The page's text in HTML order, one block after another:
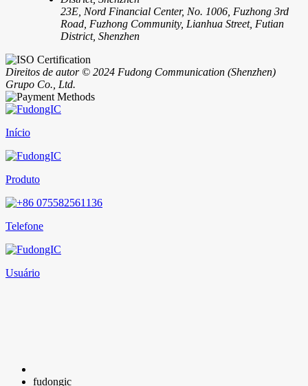
23E, Nord Financial Center, No. 1006, Fuzhong 3rd
Road, Fuzhong Community, Lianhua Street, Futian
District, Shenzhen
Direitos de autor © 2024 Fudong Communication (Shenzhen)
Grupo Co., Ltd.
Início
Produto
Telefone
Usuário
fudongic